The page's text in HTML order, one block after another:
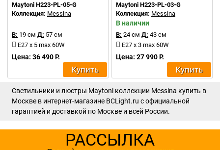
Maytoni H223-PL-05-G
Коллекция: Messina
В: 19 см Д: 57 см
E27 x 5 max 60W
Цена: 36 490 Р.
Купить
Maytoni H223-PL-03-G
Коллекция: Messina
В наличии
В: 24 см Д: 43 см
E27 x 3 max 60W
Цена: 27 990 Р.
Купить
Светильники и люстры Maytoni коллекции Messina купить в
Москве в интернет-магазине BCLight.ru с официальной
гарантией и доставкой по Москве и всей России.
РАССЫЛКА